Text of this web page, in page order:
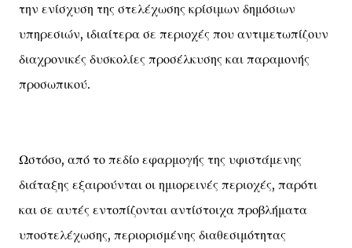
την ενίσχυση της στελέχωσης κρίσιμων δημόσιων
υπηρεσιών, ιδιαίτερα σε περιοχές που αντιμετωπίζουν
διαχρονικές δυσκολίες προσέλκυσης και παραμονής
προσωπικού.
Ωστόσο, από το πεδίο εφαρμογής της υφιστάμενης
διάταξης εξαιρούνται οι ημιορεινές περιοχές, παρότι
και σε αυτές εντοπίζονται αντίστοιχα προβλήματα
υποστελέχωσης, περιορισμένης διαθεσιμότητας